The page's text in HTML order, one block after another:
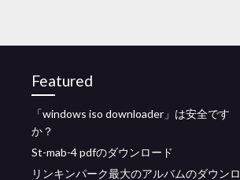
Featured
「windows iso downloader」は安全です
か？
St-mab-4 pdfのダウンロード
リンキンパーク最大のアルバムのダウンロ